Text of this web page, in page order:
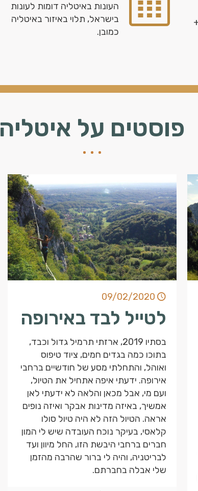
העונות באיטליה דומות לעונות
בישראל, תלוי באיזור באיטליה
כמובן.
פוסטים על איטליה
09/02/2020
לטייל לבד באירופה
בסתיו 2019, ארזתי תרמיל גדול וכבד,
בתוכו כמה בגדים חמים, ציוד טיפוס
ואוהל, והתחלתי מסע של חודשיים ברחבי
אירופה. ידעתי איפה אתחיל את הטיול,
ועם מי, אבל מכאן והלאה לא ידעתי לאן
אמשיך, באיזה מדינות אבקר ואיזה נופים
אראה. הטיול הזה לא היה טיול סולו
קלאסי, בעיקר נוכח העובדה שיש לי המון
חברים ברחבי היבשת הזו, החל מיוון ועד
לבריטניה, והיה לי ברור שהרבה מהזמן
שלי אבלה בחברתם.